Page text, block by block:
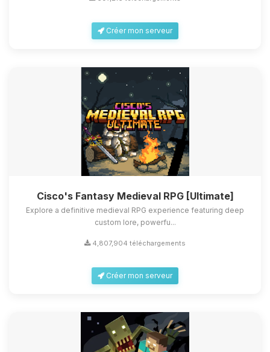
Créer mon serveur
Cisco's Fantasy Medieval RPG [Ultimate]
Explore a definitive medieval RPG experience featuring deep
custom lore, powerfu...
4,807,904 téléchargements
Créer mon serveur